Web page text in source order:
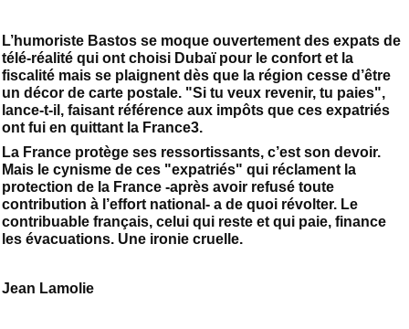
L’humoriste Bastos se moque ouvertement des expats de
télé-réalité qui ont choisi Dubaï pour le confort et la
fiscalité mais se plaignent dès que la région cesse d’être
un décor de carte postale. "Si tu veux revenir, tu paies",
lance-t-il, faisant référence aux impôts que ces expatriés
ont fui en quittant la France3.
La France protège ses ressortissants, c’est son devoir.
Mais le cynisme de ces "expatriés" qui réclament la
protection de la France -après avoir refusé toute
contribution à l’effort national- a de quoi révolter. Le
contribuable français, celui qui reste et qui paie, finance
les évacuations. Une ironie cruelle.
Jean Lamolie